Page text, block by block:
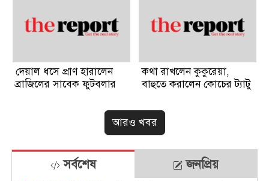
দেয়াল ধসে প্রাণ হারালেন
ব্রাজিলের সাবেক ফুটবলার
কথা রাখলেন কুকুরেয়া,
বাহুতে করালেন কোচের ট্যাটু
আরও খবর
সর্বশেষ জনপ্রিয়